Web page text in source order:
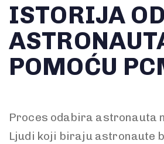
ISTORIJA
POMOĆU
Proces odabira astronauta
Ljudi koji biraju astronaute